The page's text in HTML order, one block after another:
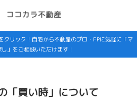
クリック！自宅から不動産のプロ・FPに気軽に「マ
」をご相談いただけます！
「買い時」について